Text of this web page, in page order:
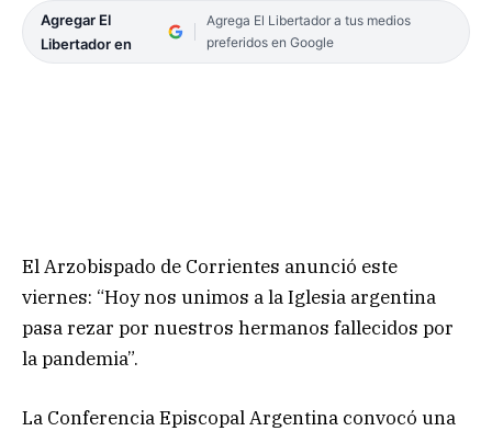
Agregar El
Libertador en
Agrega El Libertador a tus medios
preferidos en Google
El Arzobispado de Corrientes anunció este
viernes: “Hoy nos unimos a la Iglesia argentina
pasa rezar por nuestros hermanos fallecidos por
la pandemia”.
La Conferencia Episcopal Argentina convocó una